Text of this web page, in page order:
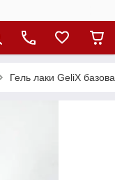
Гель лаки GeliX